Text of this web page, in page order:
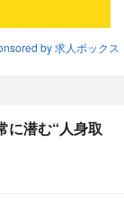
by 求人ボックス
に潜む“人身取